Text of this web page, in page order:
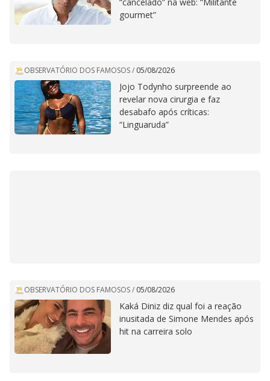
gourmet”
OBSERVATÓRIO DOS FAMOSOS/ 05/08/2026
Jojo Todynho surpreende ao
revelar nova cirurgia e faz
desabafo após críticas:
“Linguaruda”
OBSERVATÓRIO DOS FAMOSOS/ 05/08/2026
Kaká Diniz diz qual foi a reação
inusitada de Simone Mendes após
hit na carreira solo